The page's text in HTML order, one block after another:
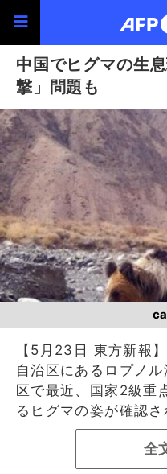
中国でヒグマの生
撃」問題も
【5月23日 東方新報
自治区にあるロプノ
区で最近、国家2級重
るヒグマの姿が確認さ
全